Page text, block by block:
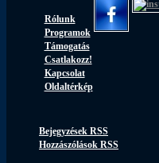
Rólunk
Programok
Támogatás
Csatlakozz!
Kapcsolat
Oldaltérkép
Bejegyzések RSS
Hozzászólások RSS